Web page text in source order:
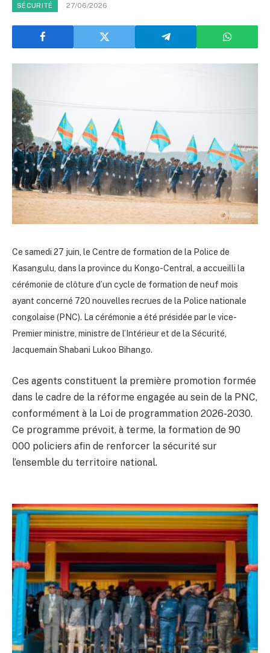
SÉCURITÉ 27/06/2026
Ce samedi 27 juin, le Centre de formation de la Police de
Kasangulu, dans la province du Kongo-Central, a accueilli la
cérémonie de clôture d’un cycle de formation de neuf mois
ayant concerné 720 nouvelles recrues de la Police nationale
congolaise (PNC). La cérémonie a été présidée par le vice-
Premier ministre, ministre de l’Intérieur et de la Sécurité,
Jacquemain Shabani Lukoo Bihango.
Ces agents constituent la première promotion formée
dans le cadre de la réforme engagée au sein de la PNC,
conformément à la Loi de programmation 2026-2030.
Ce programme prévoit, à terme, la formation de 90
000 policiers afin de renforcer la sécurité sur
l’ensemble du territoire national.